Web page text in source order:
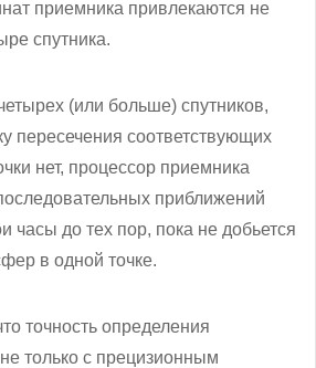
приемника привлекаются не
спутника.
(или больше) спутников,
пересечения соответствующих
нет, процессор приемника
приближений
часы до тех пор, пока не добьется
в одной точке.
точность определения
только с прецизионным